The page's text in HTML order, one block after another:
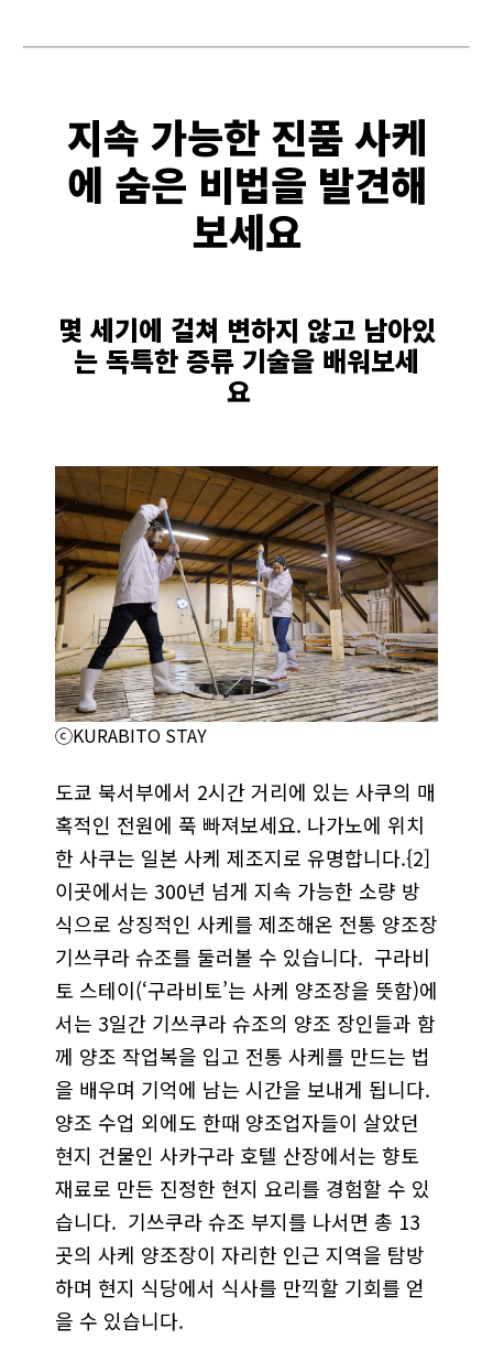
지속 가능한 진품 사케
에 숨은 비법을 발견해
보세요
몇 세기에 걸쳐 변하지 않고 남아있
는 독특한 증류 기술을 배워보세
요
ⓒKURABITO STAY
도쿄 북서부에서 2시간 거리에 있는 사쿠의 매
혹적인 전원에 푹 빠져보세요. 나가노에 위치
한 사쿠는 일본 사케 제조지로 유명합니다.{2]
이곳에서는 300년 넘게 지속 가능한 소량 방
식으로 상징적인 사케를 제조해온 전통 양조장
기쓰쿠라 슈조를 둘러볼 수 있습니다. 구라비
토 스테이(‘구라비토’는 사케 양조장을 뜻함)에
서는 3일간 기쓰쿠라 슈조의 양조 장인들과 함
께 양조 작업복을 입고 전통 사케를 만드는 법
을 배우며 기억에 남는 시간을 보내게 됩니다.
양조 수업 외에도 한때 양조업자들이 살았던
현지 건물인 사카구라 호텔 산장에서는 향토
재료로 만든 진정한 현지 요리를 경험할 수 있
습니다. 기쓰쿠라 슈조 부지를 나서면 총 13
곳의 사케 양조장이 자리한 인근 지역을 탐방
하며 현지 식당에서 식사를 만끽할 기회를 얻
을 수 있습니다.